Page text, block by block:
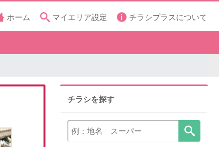
ホーム マイエリア設定 チラシプラスについて
チラシを探す